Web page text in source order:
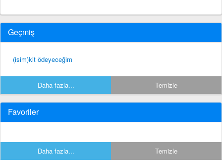
Geçmiş
(isim)kit ödeyeceğim
Daha fazla... Temizle
Favoriler
Daha fazla... Temizle